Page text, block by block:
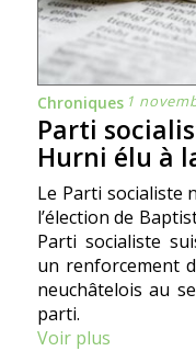
Chroniques 1
Parti
Hurni élu à
Le Parti socialiste
l’élection de
Parti socialiste
un renforcement
neuchâtelois au
parti.
Voir plus